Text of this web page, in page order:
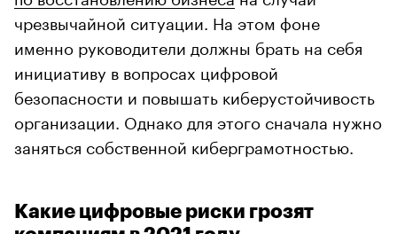
чрезвычайной ситуации. На этом фоне
именно руководители должны брать на себя
инициативу в вопросах цифровой
безопасности и повышать киберустойчивость
организации. Однако для этого сначала нужно
заняться собственной киберграмотностью.
Какие цифровые риски грозят